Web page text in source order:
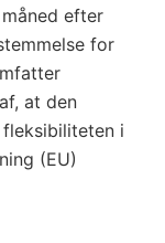
efter
for
at den
i
(EU)